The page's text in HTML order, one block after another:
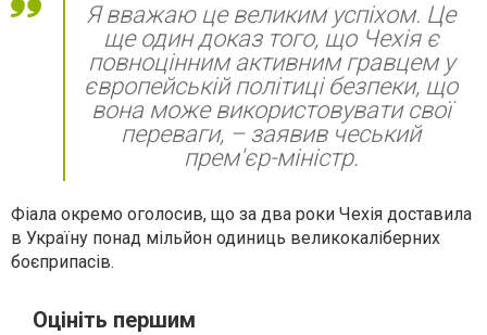
Я вважаю це великим успіхом. Це
ще один доказ того, що Чехія є
повноцінним активним гравцем у
європейській політиці безпеки, що
вона може використовувати свої
переваги, – заявив чеський
прем'єр-міністр.
Фіала окремо оголосив, що за два роки Чехія доставила
в Україну понад мільйон одиниць великокаліберних
боєприпасів.
Оцініть першим